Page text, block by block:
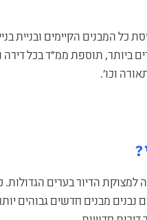
כל המבנים הקיימים ובניית
ביותר, תוספת ממ"ד בכל דירה
וכו'.
למצוקת הדיור בערים הגדולות.
עד 4 קומות, נהרסים ובמקומם נבנים מבנים